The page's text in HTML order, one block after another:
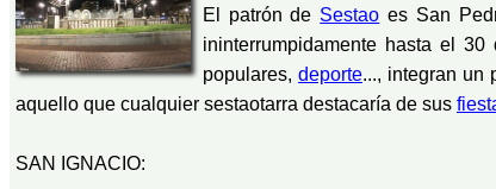
El patrón de Sestao es San
ininterrumpidamente hasta el
populares, deporte..., integran un
aquello que cualquier sestaotarra destacaría de sus
SAN IGNACIO: